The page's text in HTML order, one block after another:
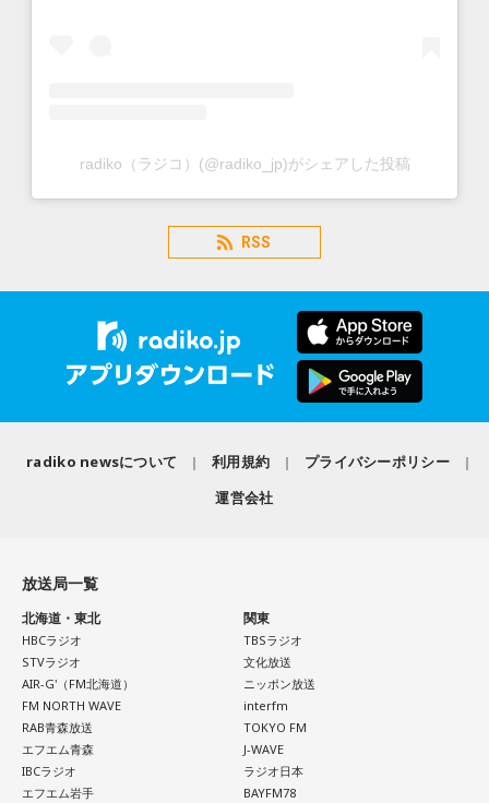
radiko（ラジコ）(@radiko_jp)がシェアした投稿
RSS
radiko newsについて 利用規約
プライバシーポリシー
運営会社
放送局一覧
北海道・東北
HBCラジオ
STVラジオ
AIR-G'（FM北海道）
FM NORTH WAVE
RAB青森放送
エフエム青森
IBCラジオ
エフエム岩手
関東
TBSラジオ
文化放送
ニッポン放送
interfm
TOKYO FM
J-WAVE
ラジオ日本
BAYFM78